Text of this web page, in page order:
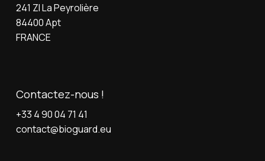
241 ZI La Peyrolière
84400 Apt
FRANCE
Contactez-nous !
+33 4 90 04 71 41
contact@bioguard.eu